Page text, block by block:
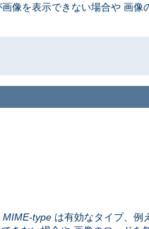
像を表示できない場合や 画像
MIME-type は有効なタイプ、例